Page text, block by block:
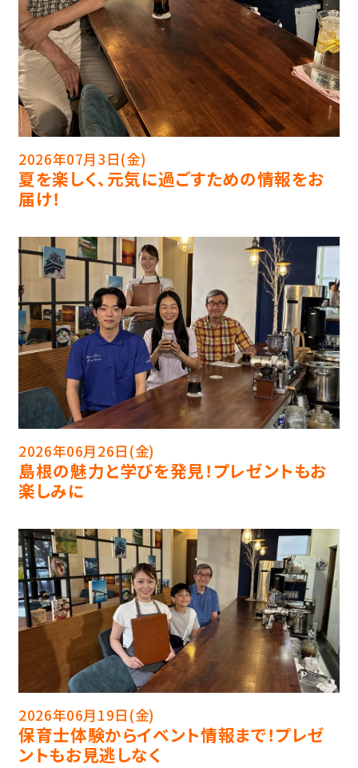
2026年07月3日(金)
夏を楽しく、元気に過ごすための情報をお
届け！
2026年06月26日(金)
島根の魅力と学びを発見！プレゼントもお
楽しみに
2026年06月19日(金)
保育士体験からイベント情報まで！プレゼ
ントもお見逃しなく